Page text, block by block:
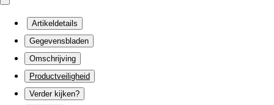
Artikeldetails
Gegevensbladen
Omschrijving
Productveiligheid
Verder kijken?